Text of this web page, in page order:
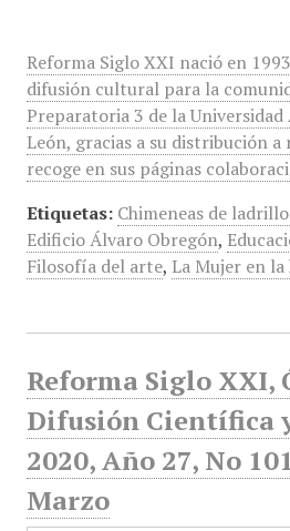
Reforma Siglo XXI nació en
difusión cultural para la
Preparatoria 3 de la
León, gracias a su distribución
recoge en sus páginas
Etiquetas: Chimeneas de
Edificio Álvaro Obregón,
Filosofía del arte, La Mujer en
Reforma Siglo XXI,
Difusión Científica
2020, Año 27, No
Marzo